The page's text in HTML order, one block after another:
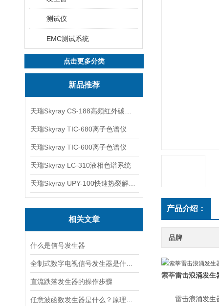
测试仪
EMC测试系统
点击更多分类
新品推荐
天瑞Skyray TIC-680离子色谱仪
天瑞Skyray TIC-600离子色谱仪
天瑞Skyray LC-310液相色谱系统
相关文章
什么是信号发生器
直流跌落发生器的操作步骤
产品介绍：
品牌
索莘雷击浪涌发生
雷击浪涌发生